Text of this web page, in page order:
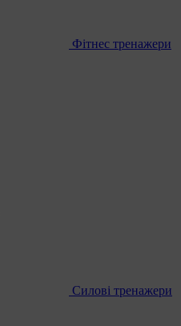
Фітнес тренажери
Силові тренажери